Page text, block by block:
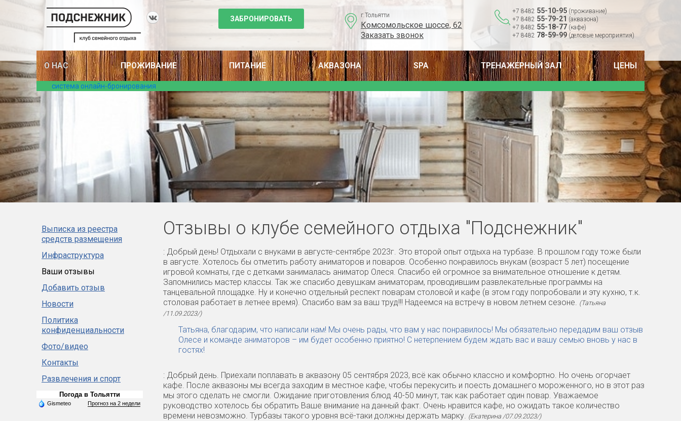
г.Тольятти
Комсомольское шоссе, 62
Заказать звонок
+7 8482 55-10-95 (проживание)
+7 8482 55-79-21 (аквазона)
+7 8482 55-18-77 (кафе)
+7 8482 78-59-99 (деловые мероприятия)
О НАС ПРОЖИВАНИЕ ПИТАНИЕ АКВАЗОНА SPA ТРЕНАЖЕРНЫЙ ЗАЛ ЦЕНЫ
ЗАБРОНИРОВАТЬ
система онлайн-бронирования
Выписка из реестра
средств размещения
Инфраструктура
Ваши отзывы
Добавить отзыв
Новости
Политика
конфиденциальности
Фото/видео
Контакты
Развлечения и спорт
Погода в Тольятти
Gismeteo Прогноз на 2 недели
Отзывы о клубе семейного отдыха "Подснежник"
: Добрый день! Отдыхали с внуками в августе-сентябре 2023г. Это второй опыт отдыха на турбазе. В прошлом году тоже были
в августе. Хотелось бы отметить работу аниматоров и поваров. Особенно понравилось внукам (возраст 5 лет) посещение
игровой комнаты, где с детками занималась аниматор Олеся. Спасибо ей огромное за внимательное отношение к детям.
Запомнились мастер классы. Так же спасибо девушкам аниматорам, проводившим развлекательные программы на
танцевальной площадке. Ну и конечно отдельный респект поварам столовой и кафе (в этом году попробовали и эту кухню, т.к.
столовая работает в летнее время). Спасибо вам за ваш труд!!! Надеемся на встречу в новом летнем сезоне. (Татьяна
/11.09.2023/)
Татьяна, благодарим, что написали нам! Мы очень рады, что вам у нас понравилось! Мы обязательно передадим ваш отзыв
Олесе и команде аниматоров – им будет особенно приятно! С нетерпением будем ждать вас и вашу семью вновь у нас в
гостях!
: Добрый день. Приехали поплавать в аквазону 05 сентября 2023, всё как обычно классно и комфортно. Но очень огорчает
кафе. После аквазоны мы всегда заходим в местное кафе, чтобы перекусить и поесть домашнего мороженного, но в этот раз
мы этого сделать не смогли. Ожидание приготовления блюд 40-50 минут, так как работает один повар. Уважаемое
руководство хотелось бы обратить Ваше внимание на данный факт. Очень нравится кафе, но ожидать такое количество
времени невозможно. Турбазы такого уровня всё-таки должны держать марку. (Екатерина /07.09.2023/)